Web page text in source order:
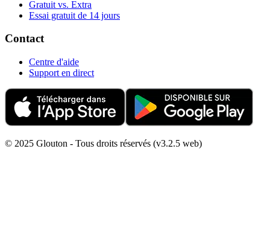
Gratuit vs. Extra
Essai gratuit de 14 jours
Contact
Centre d'aide
Support en direct
© 2025 Glouton - Tous droits réservés (v3.2.5 web)